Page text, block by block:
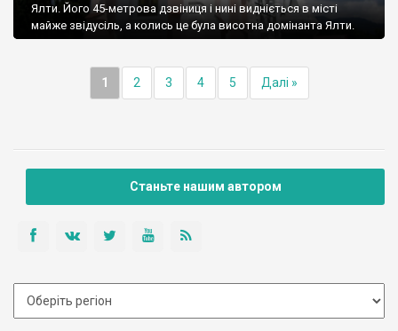
Ялти. Його 45-метрова дзвіниця і нині видніється в місті
майже звідусіль, а колись це була висотна домінанта Ялти.
1 2 3 4 5 Далі »
Станьте нашим автором